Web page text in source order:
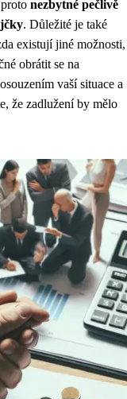
nezbytné pečlivě
. Důležité je také
existují jiné možnosti,
obrátit se na
vaší situace a
že zadlužení by mělo